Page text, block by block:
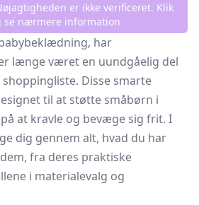
er ikke verificeret. Klik
se nærmere information
har
længe været en uundgåelig del
Disse smarte
til at støtte småbørn i
at kravle og bevæge sig frit. I
dig gennem alt, hvad du har
fra deres praktiske
i materialevalg og